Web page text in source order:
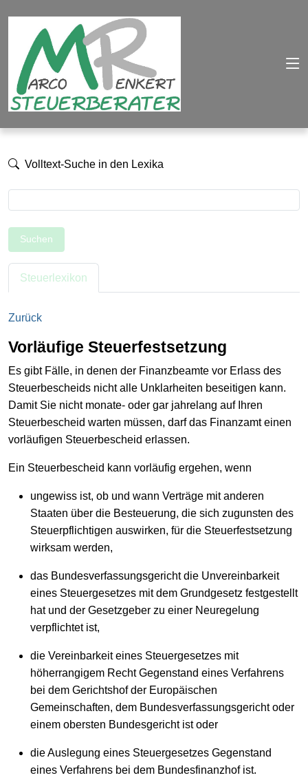
Volltext-Suche in den Lexika
Suchen
Steuerlexikon
Zurück
Vorläufige Steuerfestsetzung
Es gibt Fälle, in denen der Finanzbeamte vor Erlass des
Steuerbescheids nicht alle Unklarheiten beseitigen kann.
Damit Sie nicht monate- oder gar jahrelang auf Ihren
Steuerbescheid warten müssen, darf das Finanzamt einen
vorläufigen Steuerbescheid erlassen.
Ein Steuerbescheid kann vorläufig ergehen, wenn
ungewiss ist, ob und wann Verträge mit anderen
Staaten über die Besteuerung, die sich zugunsten des
Steuerpflichtigen auswirken, für die Steuerfestsetzung
wirksam werden,
das Bundesverfassungsgericht die Unvereinbarkeit
eines Steuergesetzes mit dem Grundgesetz festgestellt
hat und der Gesetzgeber zu einer Neuregelung
verpflichtet ist,
die Vereinbarkeit eines Steuergesetzes mit
höherrangigem Recht Gegenstand eines Verfahrens
bei dem Gerichtshof der Europäischen
Gemeinschaften, dem Bundesverfassungsgericht oder
einem obersten Bundesgericht ist oder
die Auslegung eines Steuergesetzes Gegenstand
eines Verfahrens bei dem Bundesfinanzhof ist.